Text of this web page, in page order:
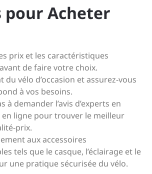
pour Acheter
prix et les caractéristiques
de faire votre choix.
du vélo d’occasion et assurez-vous
à vos besoins.
à demander l’avis d’experts en
en ligne pour trouver le meilleur
prix.
aux accessoires
tels que le casque, l’éclairage et le
une pratique sécurisée du vélo.